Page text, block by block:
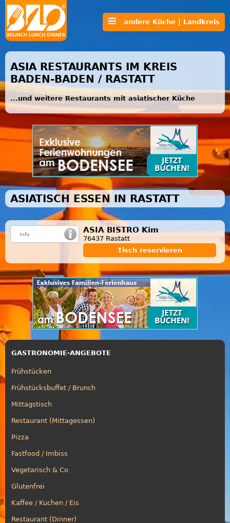
andere Küche | Landkreis
ASIA RESTAURANTS IM KREIS
BADEN-BADEN / RASTATT
...und weitere Restaurants mit asiatischer Küche
ASIATISCH ESSEN IN RASTATT
ASIA BISTRO Kim
76437 Rastatt
Tisch reservieren
GASTRONOMIE-ANGEBOTE
Frühstücken
Frühstücksbuffet / Brunch
Mittagstisch
Restaurant (Mittagessen)
Pizza
Fastfood / Imbiss
Vegetarisch & Co
Glutenfrei
Kaffee / Kuchen / Eis
Restaurant (Dinner)